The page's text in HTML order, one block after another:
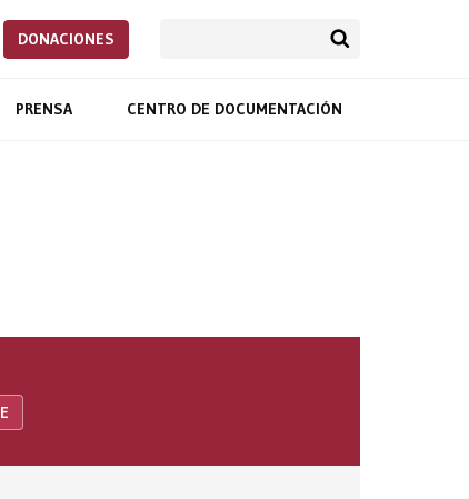
DONACIONES
PRENSA CENTRO DE DOCUMENTACIÓN